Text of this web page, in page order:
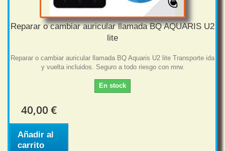
Reparar o cambiar auricular llamada BQ AQUARIS U2
lite
Reparar o cambiar auricular llamada BQ Aquaris U2 lite Transporte ida
y vuelta incluidos. Seguro a todo riesgo con mrw.
En stock
40,00 €
Añadir al
carrito